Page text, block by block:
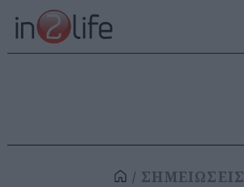
ΣΗΜΕΙΩΣΕΙΣ